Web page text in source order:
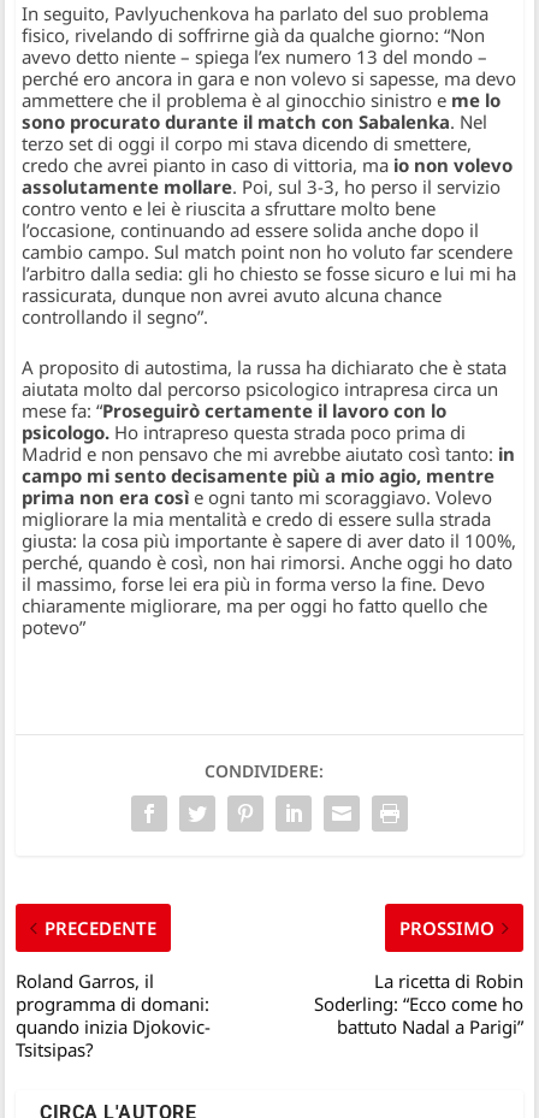
In seguito, Pavlyuchenkova ha parlato del suo problema
fisico, rivelando di soffrirne già da qualche giorno:“Non
avevo detto niente – spiega l’ex numero 13 del mondo –
perché ero ancora in gara e non volevo si sapesse, ma devo
ammettere che il problema è al ginocchio sinistro e me lo
sono procurato durante il match con Sabalenka. Nel
terzo set di oggi il corpo mi stava dicendo di smettere,
credo che avrei pianto in caso di vittoria, ma io non volevo
assolutamente mollare. Poi, sul 3-3, ho perso il servizio
contro vento e lei è riuscita a sfruttare molto bene
l’occasione, continuando ad essere solida anche dopo il
cambio campo. Sul match point non ho voluto far scendere
l’arbitro dalla sedia: gli ho chiesto se fosse sicuro e lui mi ha
rassicurata, dunque non avrei avuto alcuna chance
controllando il segno”.
A proposito di autostima, la russa ha dichiarato che è stata
aiutata molto dal percorso psicologico intrapresa circa un
mese fa:“Proseguirò certamente il lavoro con lo
psicologo. Ho intrapreso questa strada poco prima di
Madrid e non pensavo che mi avrebbe aiutato così tanto: in
campo mi sento decisamente più a mio agio, mentre
prima non era cosìe ogni tanto mi scoraggiavo. Volevo
migliorare la mia mentalità e credo di essere sulla strada
giusta: la cosa più importante è sapere di aver dato il 100%,
perché, quando è così, non hai rimorsi. Anche oggi ho dato
il massimo, forse lei era più in forma verso la fine. Devo
chiaramente migliorare, ma per oggi ho fatto quello che
potevo”
CONDIVIDERE:
PRECEDENTE
Roland Garros, il
programma di domani:
quando inizia Djokovic-
Tsitsipas?
PROSSIMO
La ricetta di Robin
Soderling: “Ecco come ho
battuto Nadal a Parigi”
CIRCA L'AUTORE